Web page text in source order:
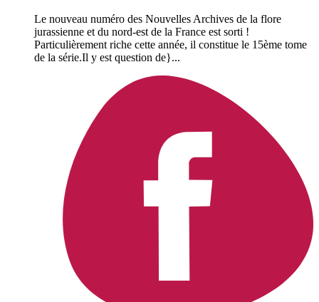
Le nouveau numéro des Nouvelles Archives de la flore
jurassienne et du nord-est de la France est sorti !
Particulièrement riche cette année, il constitue le 15ème tome
de la série.Il y est question de}...